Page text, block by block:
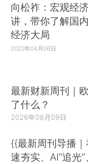
向松祚：宏观经
讲，带你了解国
经济大局
2022年04月06日
最新财新周刊｜
了什么？
2026年08月09日
{{最新周刊导播
速夯实、AI“追光